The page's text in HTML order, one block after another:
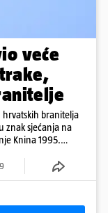
veće
hrvatskih branitelja
znak sjećanja na
Knina 1995.